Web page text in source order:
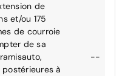
de
et/ou 175
de courroie
de sa
à
--